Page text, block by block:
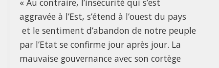
« Au contraire, l’insécurité qui s’est
aggravée à l’Est, s’étend à l’ouest du pays
et le sentiment d’abandon de notre peuple
par l’Etat se confirme jour après jour. La
mauvaise gouvernance avec son cortège